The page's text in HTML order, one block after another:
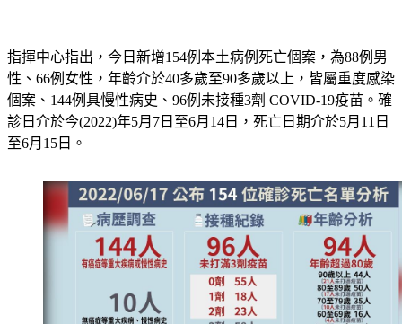
指揮中心指出，今日新增154例本土病例死亡個案，為88例男
性、66例女性，年齡介於40多歲至90多歲以上，皆屬重度感染
個案、144例具慢性病史、96例未接種3劑 COVID-19疫苗。確
診日介於今(2022)年5月7日至6月14日，死亡日期介於5月11日
至6月15日。